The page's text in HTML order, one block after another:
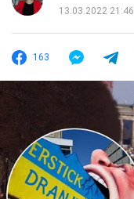
13.03.2022 21:46
163